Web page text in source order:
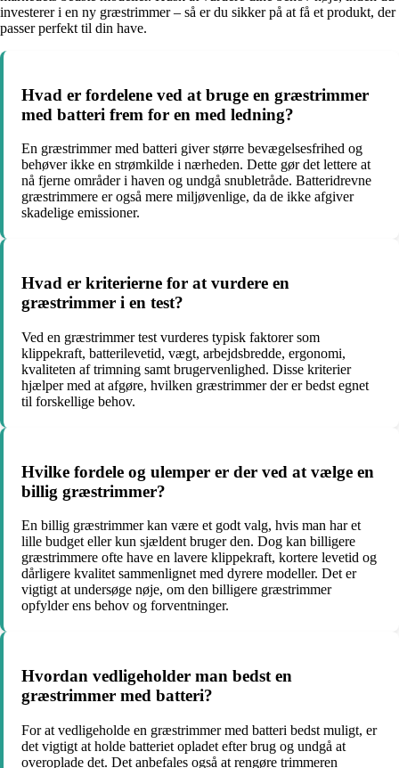
investerer i en ny græstrimmer – så er du sikker på at få et produkt, der
passer perfekt til din have.
Hvad er fordelene ved at bruge en græstrimmer
med batteri frem for en med ledning?
En græstrimmer med batteri giver større bevægelsesfrihed og
behøver ikke en strømkilde i nærheden. Dette gør det lettere at
nå fjerne områder i haven og undgå snubletråde. Batteridrevne
græstrimmere er også mere miljøvenlige, da de ikke afgiver
skadelige emissioner.
Hvad er kriterierne for at vurdere en
græstrimmer i en test?
Ved en græstrimmer test vurderes typisk faktorer som
klippekraft, batterilevetid, vægt, arbejdsbredde, ergonomi,
kvaliteten af trimning samt brugervenlighed. Disse kriterier
hjælper med at afgøre, hvilken græstrimmer der er bedst egnet
til forskellige behov.
Hvilke fordele og ulemper er der ved at vælge en
billig græstrimmer?
En billig græstrimmer kan være et godt valg, hvis man har et
lille budget eller kun sjældent bruger den. Dog kan billigere
græstrimmere ofte have en lavere klippekraft, kortere levetid og
dårligere kvalitet sammenlignet med dyrere modeller. Det er
vigtigt at undersøge nøje, om den billigere græstrimmer
opfylder ens behov og forventninger.
Hvordan vedligeholder man bedst en
græstrimmer med batteri?
For at vedligeholde en græstrimmer med batteri bedst muligt, er
det vigtigt at holde batteriet opladet efter brug og undgå at
overoplade det. Det anbefales også at rengøre trimmeren